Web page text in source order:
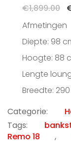
€1,899.00
Afmetingen
Diepte: 98
Hoogte: 88
Lengte
Breedte:
Categorie:
Tags:
Remo 18
,